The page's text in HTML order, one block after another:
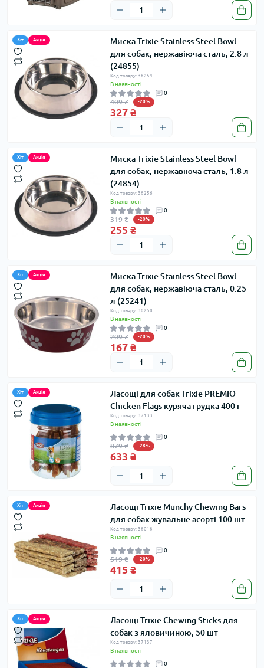
Хіт Акція
Миска Trixie Stainless Steel Bowl
для собак, нержавіюча сталь, 2.8 л
(24855)
Код товару: 38254
В наявності
0
409 ₴ -20%
327 ₴
Хіт Акція
Миска Trixie Stainless Steel Bowl
для собак, нержавіюча сталь, 1.8 л
(24854)
Код товару: 38256
В наявності
0
319 ₴ -20%
255 ₴
Хіт Акція
Миска Trixie Stainless Steel Bowl
для собак, нержавіюча сталь, 0.25
л (25241)
Код товару: 38258
В наявності
0
209 ₴ -20%
167 ₴
Хіт Акція
Ласощі для собак Trixie PREMIO
Chicken Flags куряча грудка 400 г
Код товару: 37133
В наявності
0
879 ₴ -28%
633 ₴
Хіт Акція
Ласощі Trixie Munchy Chewing Bars
для собак жувальне асорті 100 шт
Код товару: 38018
В наявності
0
519 ₴ -20%
415 ₴
Хіт Акція
Ласощі Trixie Chewing Sticks для
собак з яловичиною, 50 шт
Код товару: 37137
В наявності
0